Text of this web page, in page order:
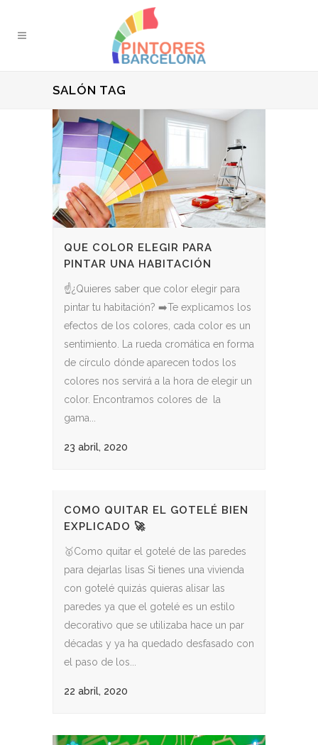
SALÓN TAG
QUE COLOR ELEGIR PARA
PINTAR UNA HABITACIÓN
☝¿Quieres saber que color elegir para
pintar tu habitación? ➡️Te explicamos los
efectos de los colores, cada color es un
sentimiento. La rueda cromática en forma
de círculo dónde aparecen todos los
colores nos servirá a la hora de elegir un
color. Encontramos colores de la
gama...
23 abril, 2020
COMO QUITAR EL GOTELÉ BIEN
EXPLICADO 🚀
🥇Como quitar el gotelé de las paredes
para dejarlas lisas Si tienes una vivienda
con gotelé quizás quieras alisar las
paredes ya que el gotelé es un estilo
decorativo que se utilizaba hace un par
décadas y ya ha quedado desfasado con
el paso de los...
22 abril, 2020